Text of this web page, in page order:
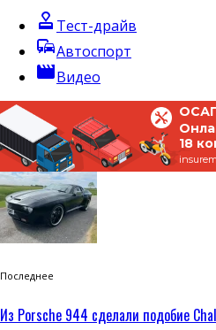
approval Тест-драйв
commuteАвтоспорт
movieВидео
18
Последнее
Из Porsche 944 сделали подобие